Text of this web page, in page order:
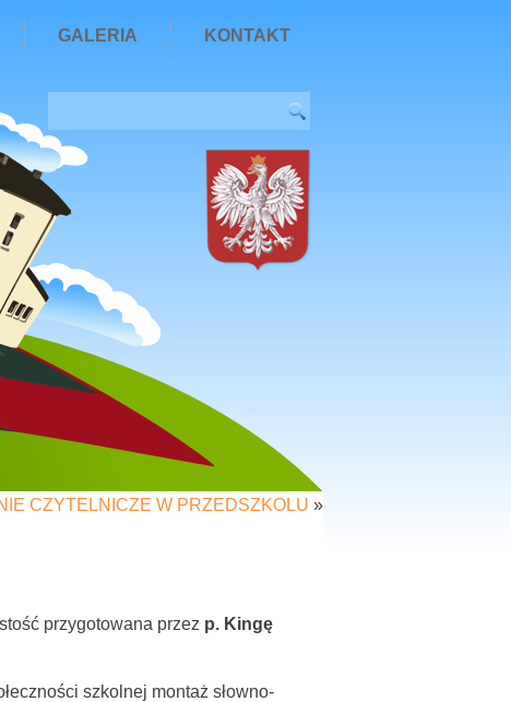
GALERIA KONTAKT
CZYTELNICZE W PRZEDSZKOLU »
przygotowana przez p. Kingę
szkolnej montaż słowno-